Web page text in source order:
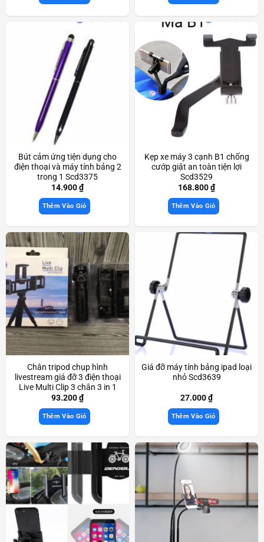
Bút cảm ứng tiện dụng cho
điện thoại và máy tính bảng 2
trong 1 Scd3375
14.900₫
Thêm Vào Giỏ
Kẹp xe máy 3 cạnh B1 chống
cướp giật an toàn tiện lợi
Scd3529
168.800₫
Thêm Vào Giỏ
Chân tripod chụp hình
livestream giá đỡ 3 điện thoại
Live Multi Clip 3 chân 3 in 1
xoay 360 độ Scd3533
93.200₫
Thêm Vào Giỏ
Giá đỡ máy tính bảng ipad loại
nhỏ Scd3639
27.000₫
Thêm Vào Giỏ